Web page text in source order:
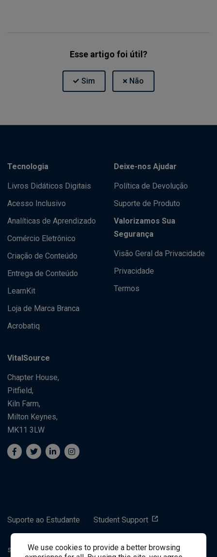
We use cookies to provide a better browsing
Esse artigo foi útil?
Tecnologia
Livros Didáticos Digitais
Acesso Inclusivo
Analíticas de Aprendizado
Comércio Eletrônico
Criação de Conteúdo
Entrega de Conteúdo
LearnKit
Loja de Marca Branca
Acrobatiq
Deixe-nos Ajudar
Política de Devolução
Suporte de Produto
Valorizamos Sua
Segurança
Visão Geral da Privacidade
Privacidade
Termos
VitalSource
Chapter House,
Pitfield,
Kiln Farm,
Milton Keynes,
MK11 3LW
Suporte ao Estudante Student Support
success@vitalsource.com